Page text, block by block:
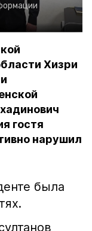
Хизри
гостя
нарушил
была